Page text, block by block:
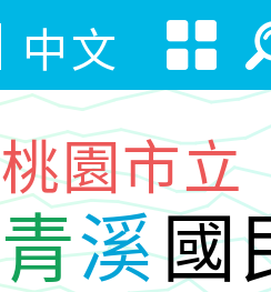
中文
桃園市立
青溪國